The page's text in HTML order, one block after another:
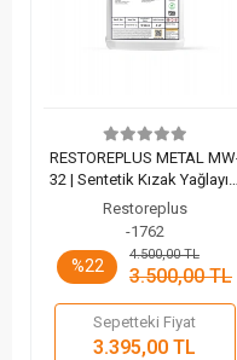
RESTOREPLUS METAL
32 | Sentetik Kızak Yağlayıcı
(5 Lt)
Restoreplus
-1762
%22
4.500,00 TL
3.500,00 TL
Sepetteki Fiyat
3.395,00 TL